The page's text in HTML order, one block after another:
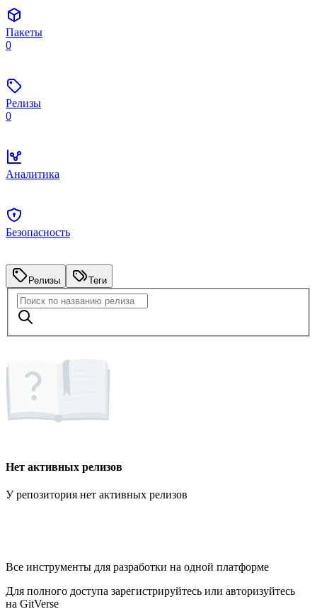
Пакеты
0
Релизы
0
Аналитика
Безопасность
Релизы Теги
Нет активных релизов
У репозитория нет активных релизов
Все инструменты для разработки на одной платформе
Для полного доступа зарегистрируйтесь или авторизуйтесь
на GitVerse